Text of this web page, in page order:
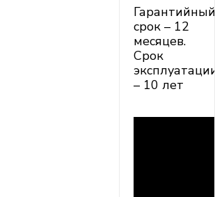
Гарантийный
срок – 12
месяцев.
Срок
– 10 лет